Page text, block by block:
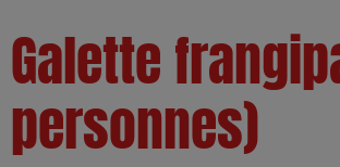
Galette
personnes)